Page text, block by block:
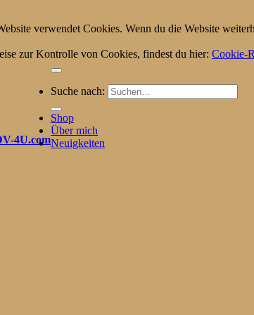
verwendet Cookies. Wenn du die Website
zur Kontrolle von Cookies, findest du hier: Cookie-
4U.com
Suche nach:
Shop
Über mich
Neuigkeiten